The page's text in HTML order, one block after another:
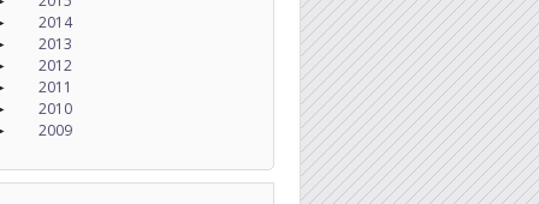
2014
2013
2012
2011
2010
2009